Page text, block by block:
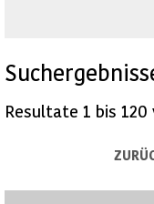
Resultate 1 bis 120